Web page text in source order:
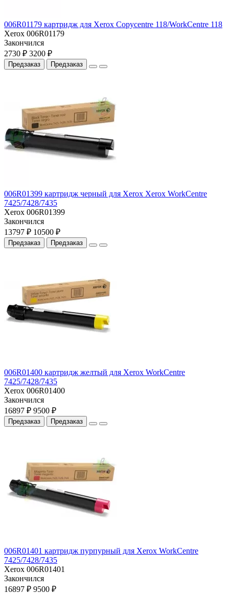
006R01179 картридж для Xerox Copycentre 118/WorkCentre 118
Xerox 006R01179
Закончился
2730 ₽ 3200 ₽
Предзаказ Предзаказ
006R01399 картридж черный для Xerox Xerox WorkCentre
7425/7428/7435
Xerox 006R01399
Закончился
13797 ₽ 10500 ₽
Предзаказ Предзаказ
006R01400 картридж желтый для Xerox WorkCentre
7425/7428/7435
Xerox 006R01400
Закончился
16897 ₽ 9500 ₽
Предзаказ Предзаказ
006R01401 картридж пурпурный для Xerox WorkCentre
7425/7428/7435
Xerox 006R01401
Закончился
16897 ₽ 9500 ₽